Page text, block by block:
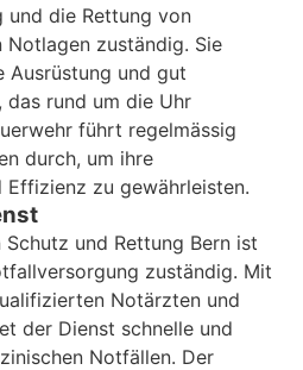
und die Rettung von
Notlagen zuständig. Sie
und gut
das rund um die Uhr
führt regelmässig
durch, um ihre
zu gewährleisten.
und Rettung Bern ist
zuständig. Mit
Notärzten und
der Dienst schnelle und
Notfällen. Der